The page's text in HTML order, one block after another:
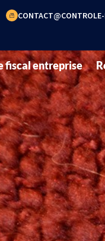
fiscal entreprise